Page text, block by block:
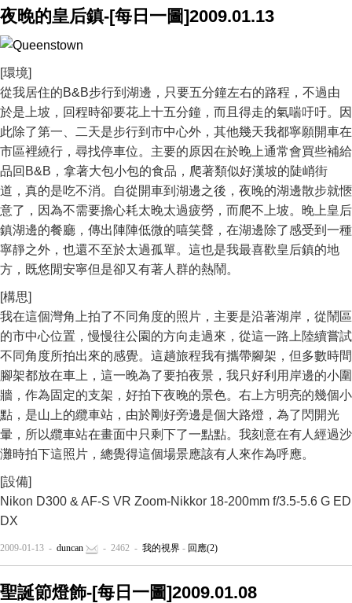
夜晚的皇后鎮-[每日一圖]2009.01.13
[環境]
從我居住的B&B步行到湖邊，只要五分鐘左右的路程，不過由
於是上坡，回程時卻要花上十五分鐘，而且得走的氣喘吁吁。因
此除了第一、二天是步行到市中心外，其他幾天我都寧願開車在
市區裡繞行，尋找停車位。主要的原因在於晚上通常會買些補給
品回B&B，拿著大包小包的食品，爬著類似好漢坡的陡峭街
道，真的是吃不消。自從開車到湖邊之後，夜晚的湖邊散步就愜
意了，因為不需要擔心耗太晚太過疲勞，而爬不上坡。晚上皇后
鎮湖邊的餐廳，傳出陣陣低微的嘻笑聲，在湖邊除了感受到一種
寧靜之外，也還不至於太過孤單。這也是我最喜歡皇后鎮的地
方，既悠閒安寧但是卻又有著人群的熱鬧。
[構思]
我在這個灣角上拍了不同角度的照片，主要是沿著湖岸，從鬧區
的市中心位置，慢慢往公園的方向走過來，從這一路上陸續嘗試
不同角度所拍出來的感覺。這趟旅程我有攜帶腳架，但多數時間
腳架都放在車上，這一晚為了要拍夜景，我只好利用岸邊的小圍
牆，作為固定的支架，好拍下夜晚的景色。右上方明亮的幾個小
點，是山上的纜車站，由於剛好旁邊是個大路燈，為了閃開光
暈，所以纜車站在畫面中只剩下了一點點。我刻意在有人經過沙
灘時拍下這照片，總覺得這個場景應該有人來作為呼應。
[設備]
Nikon D300 & AF-S VR Zoom-Nikkor 18-200mm f/3.5-5.6 G ED
DX
2009-01-13 - duncan - 2462 - 我的視界 - 回應(2)
聖誕節燈飾-[每日一圖]2009.01.08